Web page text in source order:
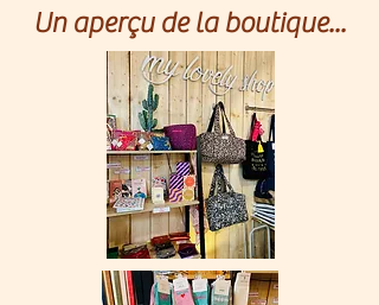
Un aperçu de la boutique...